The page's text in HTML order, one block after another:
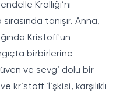
Krallığı’nı
tanışır. Anna,
Kristoff'un
birbirlerine
ve sevgi dolu bir
kristoff ilişkisi, karşılıklı